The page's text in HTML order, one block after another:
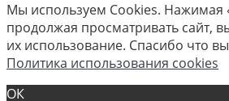
Мы используем Cookies. Нажимая
продолжая просматривать сайт,
их использование. Спасибо что
Политика использования cookies
ОК